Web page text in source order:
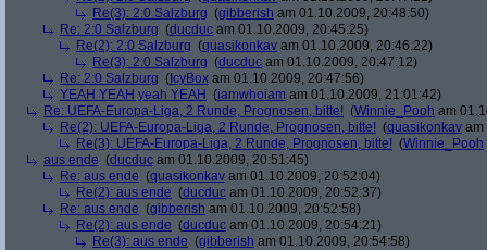
Re(3): 2:0 Salzburg (gibberish am 01.10.2009, 20:48:50)
Re: 2:0 Salzburg (ducduc am 01.10.2009, 20:45:25)
Re(2): 2:0 Salzburg (quasikonkav am 01.10.2009, 20:46:22)
Re(3): 2:0 Salzburg (ducduc am 01.10.2009, 20:47:12)
Re: 2:0 Salzburg ( IcyBox am 01.10.2009, 20:47:56)
YEAH YEAH yeah YEAH (iamwhoiam am 01.10.2009, 21:01:42)
Re: UEFA-Europa-Liga, 2 Runde, Prognosen, bitte! (Winnie_Pooh am
Re(2): UEFA-Europa-Liga, 2 Runde, Prognosen, bitte! (quasikonkav am
Re(3): UEFA-Europa-Liga, 2 Runde, Prognosen, bitte! (Winnie_Pooh
aus ende (ducduc am 01.10.2009, 20:51:45)
Re: aus ende (quasikonkav am 01.10.2009, 20:52:04)
Re(2): aus ende (ducduc am 01.10.2009, 20:52:37)
Re: aus ende (gibberish am 01.10.2009, 20:52:58)
Re(2): aus ende (ducduc am 01.10.2009, 20:54:21)
Re(3): aus ende (gibberish am 01.10.2009, 20:54:58)